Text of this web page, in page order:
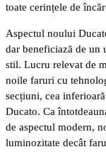
toate cerințele de
Aspectul noului
dar beneficiază de un
stil. Lucru relevat de
noile faruri cu
secțiuni, cea
Ducato. Ca
de aspectul modern,
luminozitate decât